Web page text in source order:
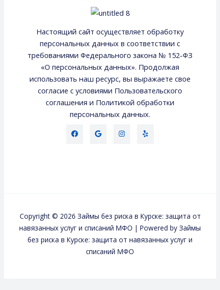
Настоящий сайт осуществляет обработку
персональных данных в соответствии с
требованиями Федерального закона № 152-ФЗ
«О персональных данных». Продолжая
использовать наш ресурс, вы выражаете свое
согласие с условиями Пользовательского
соглашения и Политикой обработки
персональных данных.
Copyright © 2026 Займы без риска в Курске: защита от
навязанных услуг и списаний МФО | Powered by Займы
без риска в Курске: защита от навязанных услуг и
списаний МФО